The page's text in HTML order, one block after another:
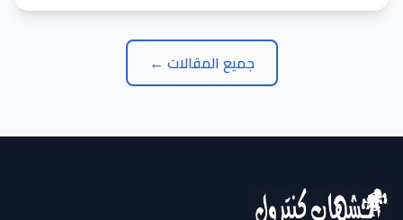
جميع المقالات ←